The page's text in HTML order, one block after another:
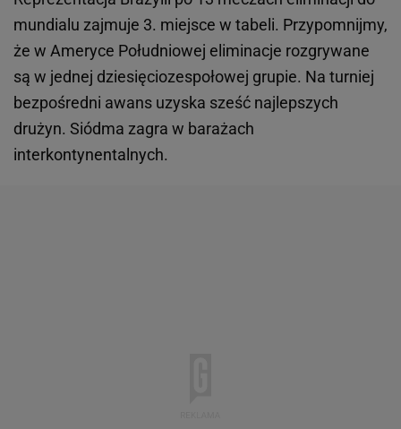
mundialu zajmuje 3. miejsce w tabeli. Przypomnijmy,
że w Ameryce Południowej eliminacje rozgrywane
są w jednej dziesięciozespołowej grupie. Na turniej
bezpośredni awans uzyska sześć najlepszych
drużyn. Siódma zagra w barażach
interkontynentalnych.